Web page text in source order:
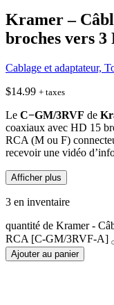
Kramer –
broches vers
Cablage et adaptateur,
$14.99 + taxes
Le C−GM/3RVF de
coaxiaux avec HD 15
RCA (M ou F)
recevoir une vidéo
Afficher plus
3 en inventaire
quantité de Kramer -
RCA [C-GM/3RVF-A]
Ajouter au panier